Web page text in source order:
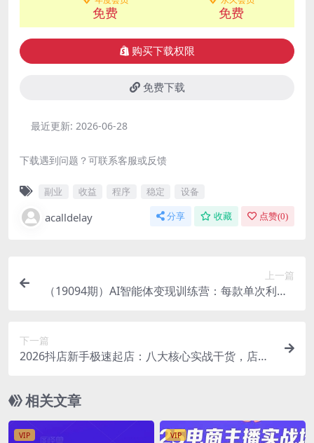
免费 免费
购买下载权限
免费下载
最近更新: 2026-06-28
下载遇到问题？可联系客服或反馈
副业 收益 程序 稳定 设备
acalldelay 分享 收藏 点赞(0)
上一篇
（19094期）AI智能体变现训练营：每款单次利润4
下一篇
2026抖店新手极速起店：八大核心实战干货，店铺
相关文章
VIP VIP